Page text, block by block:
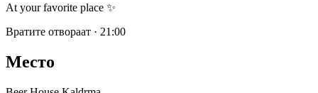
At your favorite place ✨
Вратите отвораат · 21:00
Место